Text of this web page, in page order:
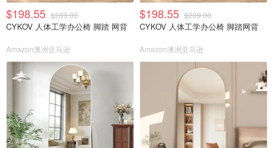
$198.55 $289.00
CYKOV 人体工学办公椅 脚踏 网背
Amazon澳洲亚马逊
$198.55 $289.00
CYKOV 人体工学办公椅 脚踏网背
Amazon澳洲亚马逊